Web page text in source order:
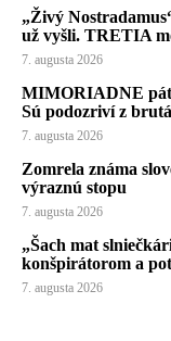
„Živý
už vyšli. TRETIA
7. augusta 2026
MIMORIADNE
Sú podozriví z
7. augusta 2026
Zomrela známa
výraznú stopu
7. augusta 2026
„Šach mat
konšpirátorom a
7. augusta 2026